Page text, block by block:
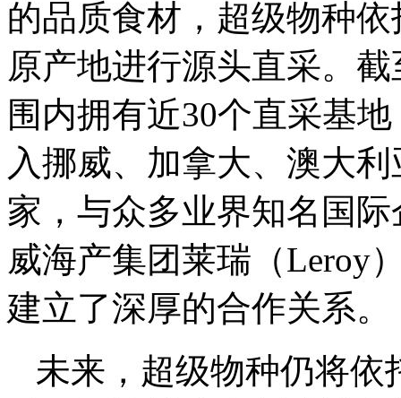
的品质食材，超级物种
原产地进行源头直采。
围内拥有近30个直采基
入挪威、加拿大、澳大
家，与众多业界知名国
威海产集团莱瑞（Leroy
建立了深厚的合作关系。
未来，超级物种仍将